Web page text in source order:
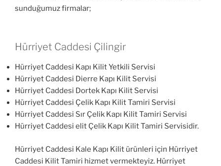
sunduğumuz firmalar;
Hürriyet Caddesi Çilingir
Hürriyet Caddesi Kapı Kilit Yetkili Servisi
Hürriyet Caddesi Dierre Kapı Kilit Servisi
Hürriyet Caddesi Dortek Kapı Kilit Servisi
Hürriyet Caddesi Çelik Kapı Kilit Tamiri Servisi
Hürriyet Caddesi Sır Çelik Kapı Kilit Tamiri Servisi
Hürriyet Caddesi elit Çelik Kapı Kilit Tamiri Servisidir.
Hürriyet Caddesi Kale Kapı Kilit ürünleri için Hürriyet
Caddesi Kilit Tamiri hizmet vermekteyiz. Hürriyet